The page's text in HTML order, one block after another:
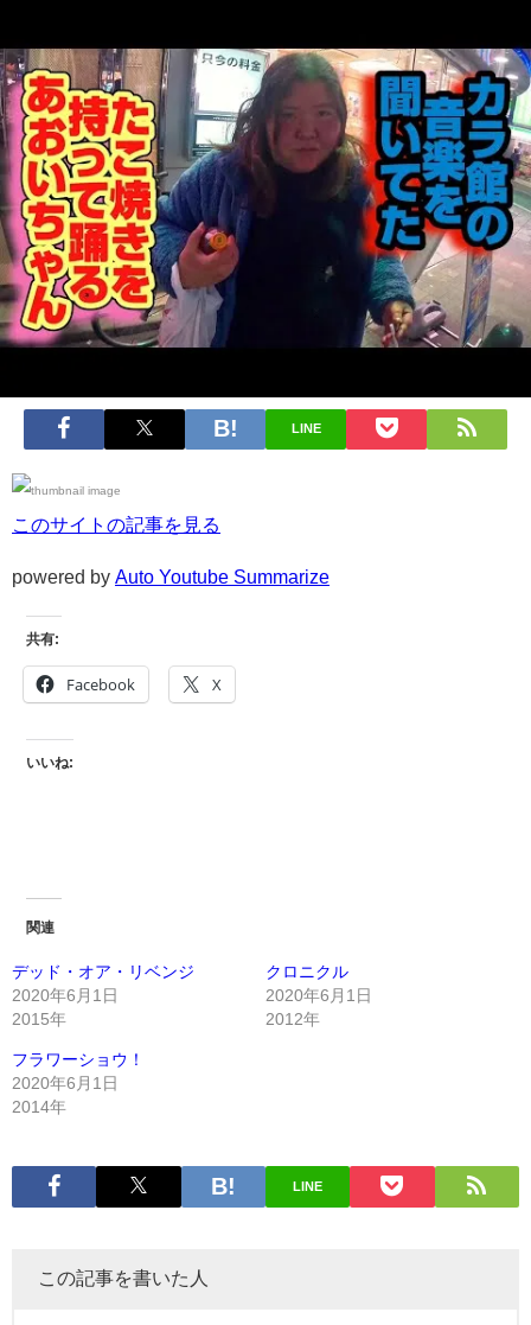
LINE
このサイトの記事を見る
powered by Auto Youtube Summarize
共有:
Facebook X
いいね:
関連
デッド・オア・リベンジ
2020年6月1日
2015年
クロニクル
2020年6月1日
2012年
フラワーショウ！
2020年6月1日
2014年
LINE
この記事を書いた人